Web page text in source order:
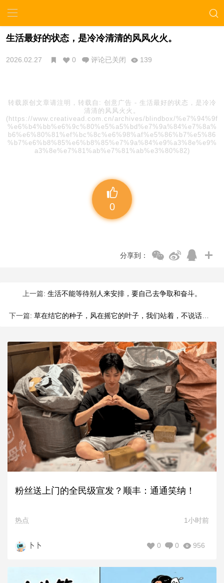
生活最好的状态，是冷冷清清的风风火火。
2026.02.27 0 评论已关闭 139
转载原创文章请注明，转载自: 创意广告 - 生活最好的状态，是冷冷
清清的风风火火。
(https://www.creativead.com.cn/archives/blindbox/%e7%94%9f
%e6%b4%bb%e6%9c%80%e5%a5%bd%e7%9a%84%e7%8a%
b6%e6%80%81%ef%bc%8c%e6%98%af%e5%86%b7%e5%86
%b7%e6%b8%85%e6%b8%85%e7%9a%84%e9%a3%8e%e9%
a3%8e%e7%81%ab%e7%81%ab%e3%80%82)
0
分享到：
上一篇: 生活不能等待别人来安排，要自己去争取和奋斗。
下一篇: 草在结它的种子，风在摇它的叶子，我们站着，不说话，就十分美好
粉丝送上门的全民级宣发？顺丰：通通笑纳！
热点 1小时前
卜卜 956
0
0